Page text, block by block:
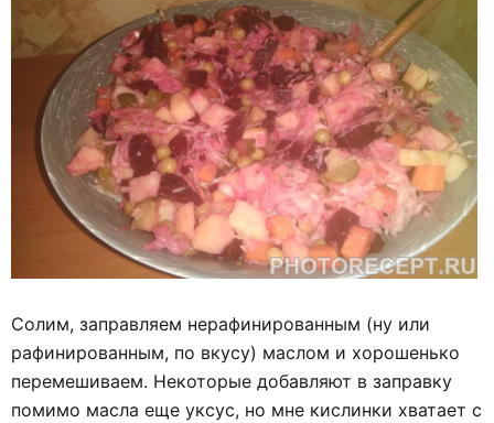
Солим, заправляем нерафинированным (ну или
рафинированным, по вкусу) маслом и хорошенько
перемешиваем. Некоторые добавляют в заправку
помимо масла еще уксус, но мне кислинки хватает с